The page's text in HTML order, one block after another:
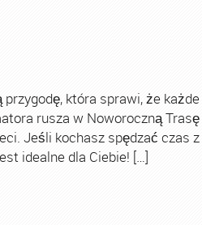
która sprawi, że każde
rusza w Noworoczną Trasę
Jeśli kochasz spędzać czas z
idealne dla Ciebie! […]